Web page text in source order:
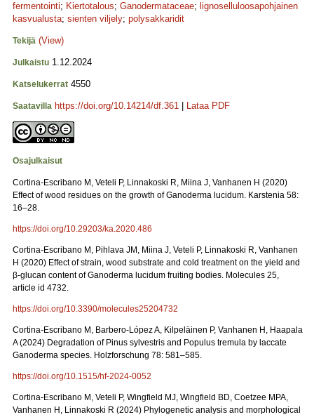
fermentointi; Kiertotalous; Ganodermataceae; lignoselluloosapohjainen
kasvualusta; sienten viljely; polysakkaridit
Tekijä (View)
Julkaistu 1.12.2024
Katselukerrat 4550
Saatavilla https://doi.org/10.14214/df.361 Lataa PDF
Osajulkaisut
Cortina-Escribano M, Veteli P, Linnakoski R, Miina J, Vanhanen H (2020)
Effect of wood residues on the growth of Ganoderma lucidum. Karstenia 58:
16–28.
https://doi.org/10.29203/ka.2020.486
Cortina-Escribano M, Pihlava JM, Miina J, Veteli P, Linnakoski R, Vanhanen
H (2020) Effect of strain, wood substrate and cold treatment on the yield and
β-glucan content of Ganoderma lucidum fruiting bodies. Molecules 25,
article id 4732.
https://doi.org/10.3390/molecules25204732
Cortina-Escribano M, Barbero-López A, Kilpeläinen P, Vanhanen H, Haapala
A (2024) Degradation of Pinus sylvestris and Populus tremula by laccate
Ganoderma species. Holzforschung 78: 581–585.
https://doi.org/10.1515/hf-2024-0052
Cortina-Escribano M, Veteli P, Wingfield MJ, Wingfield BD, Coetzee MPA,
Vanhanen H, Linnakoski R (2024) Phylogenetic analysis and morphological